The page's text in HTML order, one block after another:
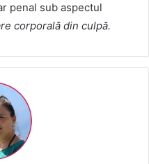
penal sub aspectul
corporală din culpă.